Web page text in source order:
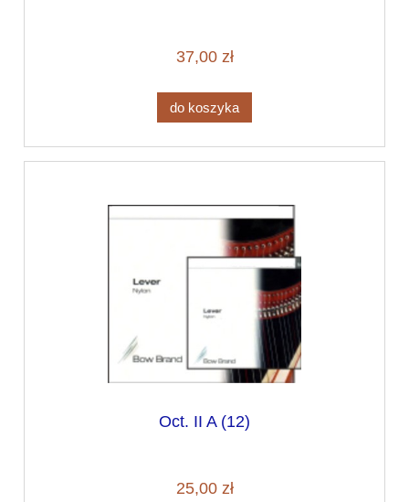
37,00 zł
do koszyka
Oct. II A (12)
25,00 zł